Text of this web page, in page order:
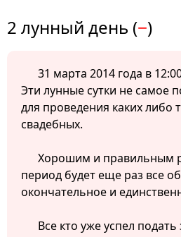
2 лунный день (−)
31 марта 2014 года в
Эти лунные сутки не самое
для проведения каких либо
свадебных.
Хорошим и правильным
период будет еще раз все
окончательное и
Все кто уже успел